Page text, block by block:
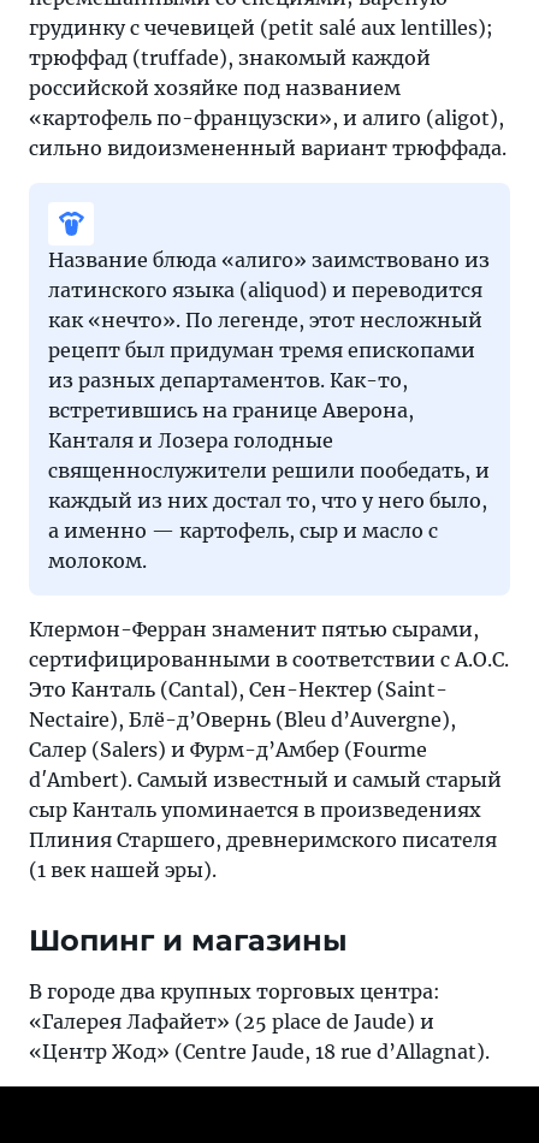
грудинку с чечевицей (petit salé aux lentilles);
трюффад (truffade), знакомый каждой
российской хозяйке под названием
«картофель по-французски», и алиго (aligot),
сильно видоизмененный вариант трюффада.
Название блюда «алиго» заимствовано из
латинского языка (aliquod) и переводится
как «нечто». По легенде, этот несложный
рецепт был придуман тремя епископами
из разных департаментов. Как-то,
встретившись на границе Аверона,
Канталя и Лозера голодные
священнослужители решили пообедать, и
каждый из них достал то, что у него было,
а именно — картофель, сыр и масло с
молоком.
Клермон-Ферран знаменит пятью сырами,
сертифицированными в соответствии с A.O.C.
Это Канталь (Cantal), Сен-Нектер (Saint-
Nectaire), Блё-д’Овернь (Bleu d’Auvergne),
Салер (Salers) и Фурм-д’Амбер (Fourme
d′Ambert). Самый известный и самый старый
сыр Канталь упоминается в произведениях
Плиния Старшего, древнеримского писателя
(1 век нашей эры).
Шопинг и магазины
В городе два крупных торговых центра:
«Галерея Лафайет» (25 place de Jaude) и
«Центр Жод» (Centre Jaude, 18 rue d’Allagnat).